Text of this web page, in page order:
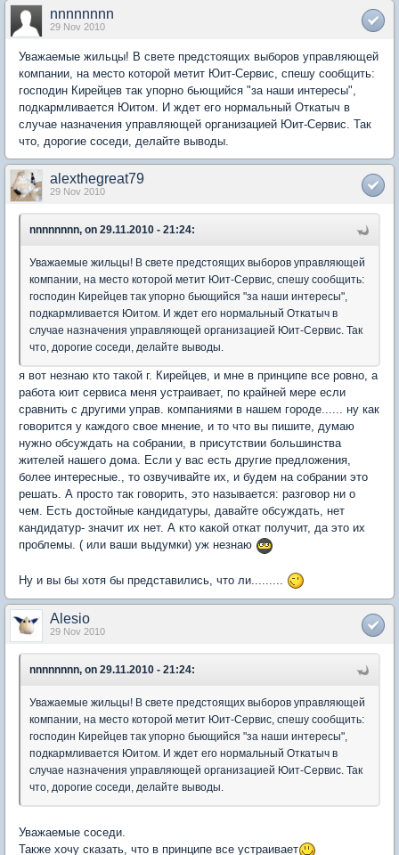
nnnnnnnn
29 Nov 2010
Уважаемые жильцы! В свете предстоящих выборов управляющей
компании, на место которой метит Юит-Сервис, спешу сообщить:
господин Кирейцев так упорно бьющийся "за наши интересы",
подкармливается Юитом. И ждет его нормальный Откатыч в
случае назначения управляющей организацией Юит-Сервис. Так
что, дорогие соседи, делайте выводы.
alexthegreat79
29 Nov 2010
nnnnnnnn, on 29.11.2010 - 21:24:
Уважаемые жильцы! В свете предстоящих выборов управляющей
компании, на место которой метит Юит-Сервис, спешу сообщить:
господин Кирейцев так упорно бьющийся "за наши интересы",
подкармливается Юитом. И ждет его нормальный Откатыч в
случае назначения управляющей организацией Юит-Сервис. Так
что, дорогие соседи, делайте выводы.
я вот незнаю кто такой г. Кирейцев, и мне в принципе все ровно, а
работа юит сервиса меня устраивает, по крайней мере если
сравнить с другими управ. компаниями в нашем городе...... ну как
говорится у каждого свое мнение, и то что вы пишите, думаю
нужно обсуждать на собрании, в присутствии большинства
жителей нашего дома. Если у вас есть другие предложения,
более интересные., то озвучивайте их, и будем на собрании это
решать. А просто так говорить, это называется: разговор ни о
чем. Есть достойные кандидатуры, давайте обсуждать, нет
кандидатур- значит их нет. А кто какой откат получит, да это их
проблемы. ( или ваши выдумки) уж незнаю
Ну и вы бы хотя бы представились, что ли.........
Alesio
29 Nov 2010
nnnnnnnn, on 29.11.2010 - 21:24:
Уважаемые жильцы! В свете предстоящих выборов управляющей
компании, на место которой метит Юит-Сервис, спешу сообщить:
господин Кирейцев так упорно бьющийся "за наши интересы",
подкармливается Юитом. И ждет его нормальный Откатыч в
случае назначения управляющей организацией Юит-Сервис. Так
что, дорогие соседи, делайте выводы.
Уважаемые соседи.
Также хочу сказать, что в принципе все устраивает